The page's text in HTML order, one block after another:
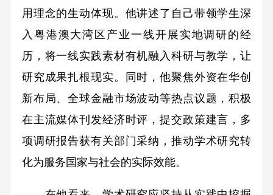
用理念的生动体现。他讲述了自己带领学生深
入粤港澳大湾区产业一线开展实地调研的经
历，将一线实践素材有机融入科研与教学，让
研究成果扎根现实。同时，他聚焦外资在华创
新布局、全球金融市场波动等热点议题，积极
在主流媒体刊发经济时评，提交政策建言，多
项调研报告获有关部门采纳，推动学术研究转
化为服务国家与社会的实际效能。